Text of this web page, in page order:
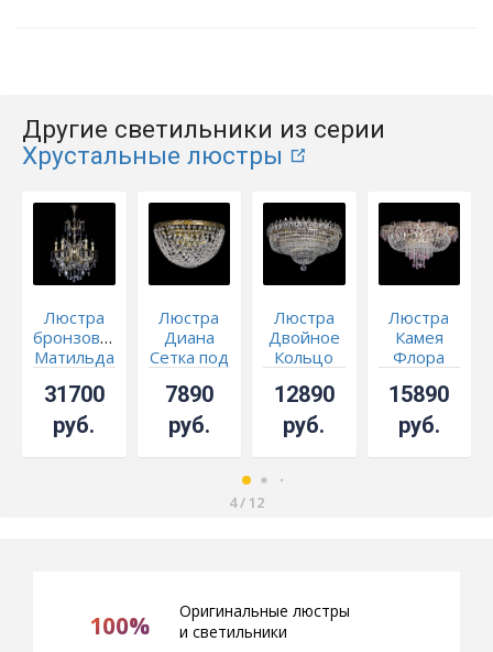
Другие светильники из серии
Хрустальные люстры
Люстра
бронзовая
Матильда
31700
руб.
Люстра
Диана
Сетка под
7890
руб.
Люстра
Двойное
Кольцо
журавлик
12890
руб.
Люстра
Камея
Флора
№6
розовая
15890
руб.
4/ 12
100%
Оригинальные люстры
и светильники